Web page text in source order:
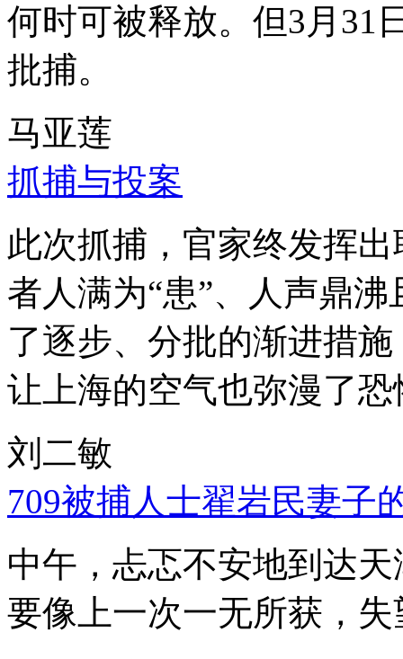
何时可被释放。但3月31
批捕。
马亚莲
抓捕与投案
此次抓捕，官家终发挥
者人满为“患”、人声鼎
了逐步、分批的渐进措
让上海的空气也弥漫了
刘二敏
709被捕人士翟岩民妻子
中午，忐忑不安地到达
要像上一次一无所获，